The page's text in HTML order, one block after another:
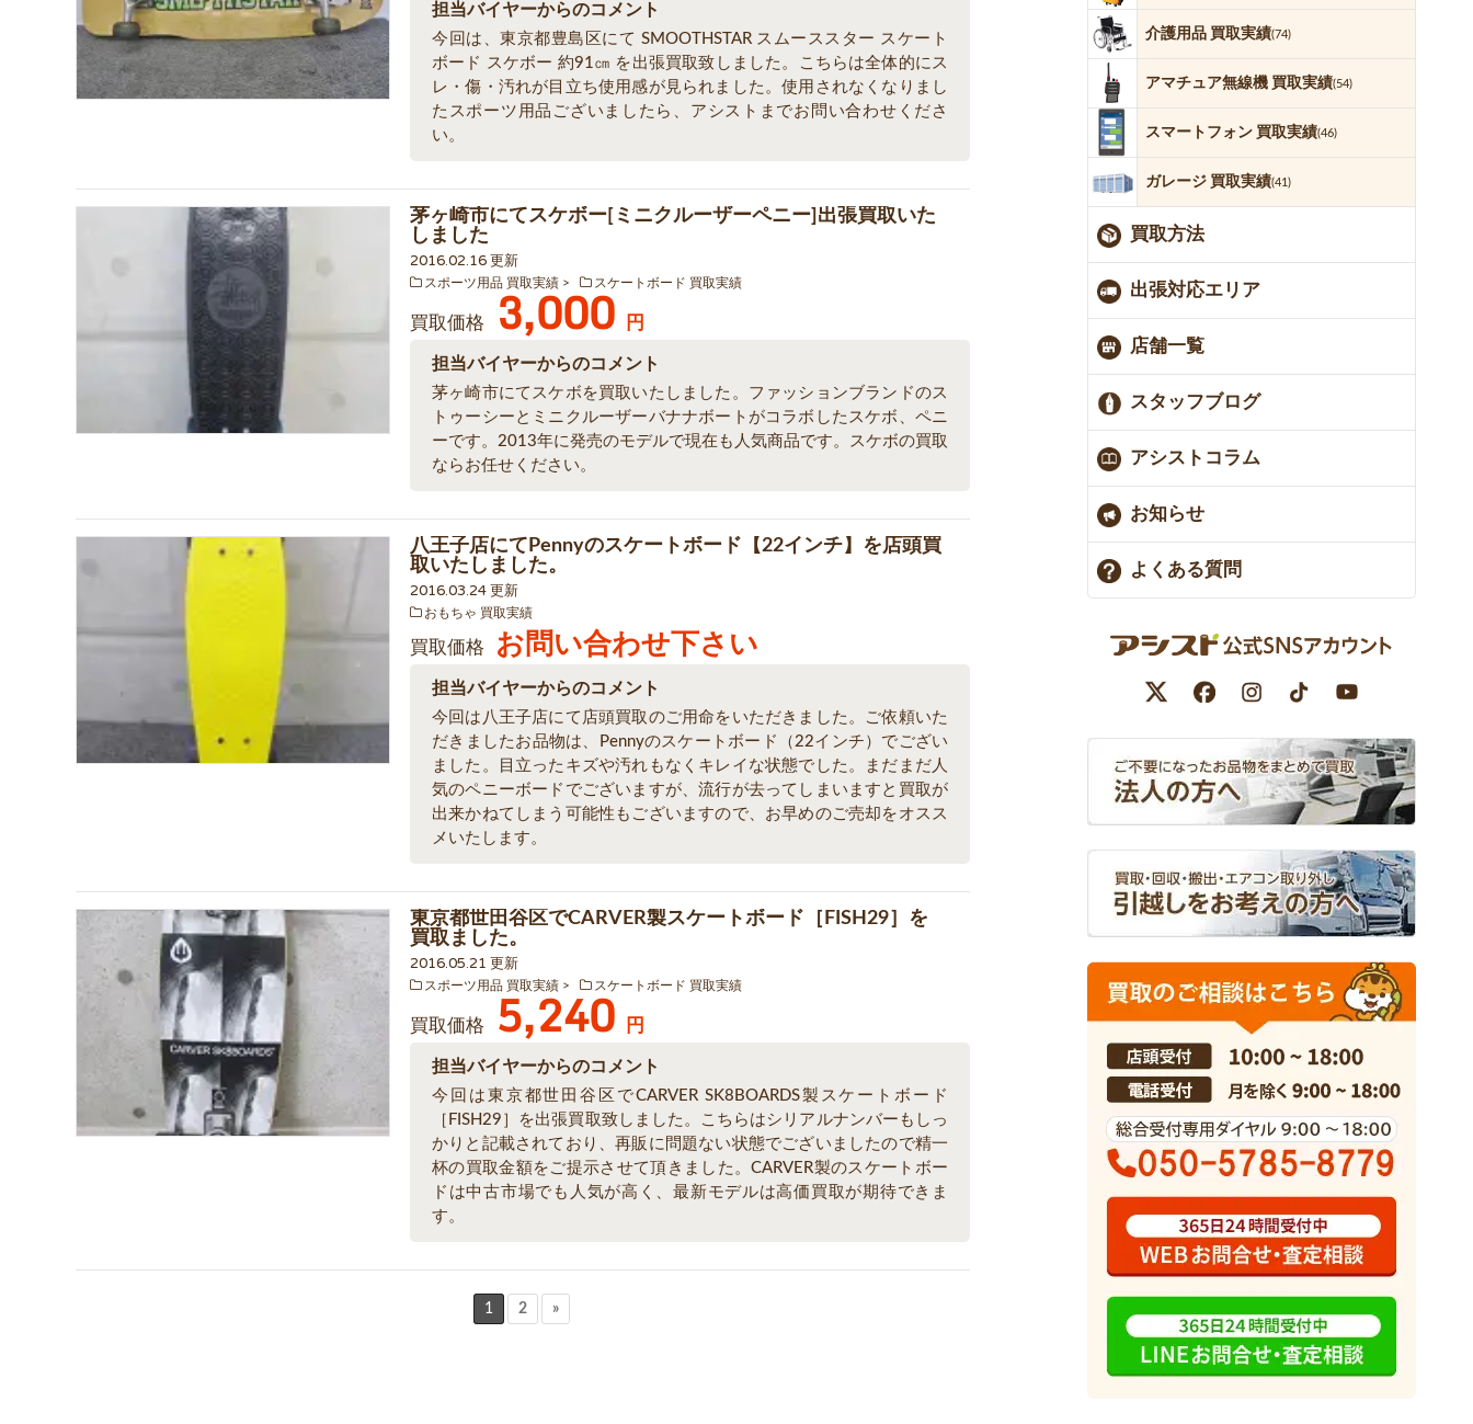
担当バイヤーからのコメント
今回は、東京都豊島区にて SMOOTHSTAR スムーススター スケート
ボード スケボー 約91㎝ を出張買取致しました。こちらは全体的にス
レ・傷・汚れが目立ち使用感が見られました。使用されなくなりまし
たスポーツ用品ございましたら、アシストまでお問い合わせくださ
い。
茅ヶ崎市にてスケボー[ミニクルーザーペニー]出張買取いた
しました
2016.02.16 更新
スポーツ用品 買取実績 スケートボード 買取実績
買取価格 3,000 円
担当バイヤーからのコメント
茅ヶ崎市にてスケボを買取いたしました。ファッションブランドのス
トゥーシーとミニクルーザーバナナボートがコラボしたスケボ、ペニ
ーです。2013年に発売のモデルで現在も人気商品です。スケボの買取
ならお任せください。
八王子店にてPennyのスケートボード【22インチ】を店頭買
取いたしました。
2016.03.24 更新
おもちゃ 買取実績
買取価格 お問い合わせ下さい
担当バイヤーからのコメント
今回は八王子店にて店頭買取のご用命をいただきました。ご依頼いた
だきましたお品物は、Pennyのスケートボード（22インチ）でござい
ました。目立ったキズや汚れもなくキレイな状態でした。まだまだ人
気のペニーボードでございますが、流行が去ってしまいますと買取が
出来かねてしまう可能性もございますので、お早めのご売却をオスス
メいたします。
東京都世田谷区でCARVER製スケートボード［FISH29］を
買取ました。
2016.05.21 更新
スポーツ用品 買取実績 スケートボード 買取実績
買取価格 5,240 円
担当バイヤーからのコメント
今回は東京都世田谷区でCARVER SK8BOARDS製スケートボード
［FISH29］を出張買取致しました。こちらはシリアルナンバーもしっ
かりと記載されており、再販に問題ない状態でございましたので精一
杯の買取金額をご提示させて頂きました。CARVER製のスケートボー
ドは中古市場でも人気が高く、最新モデルは高価買取が期待できま
す。
1 2 »
介護用品 買取実績(74)
アマチュア無線機 買取実績(54)
スマートフォン 買取実績(46)
ガレージ 買取実績(41)
買取方法
出張対応エリア
店舗一覧
スタッフブログ
アシストコラム
お知らせ
よくある質問